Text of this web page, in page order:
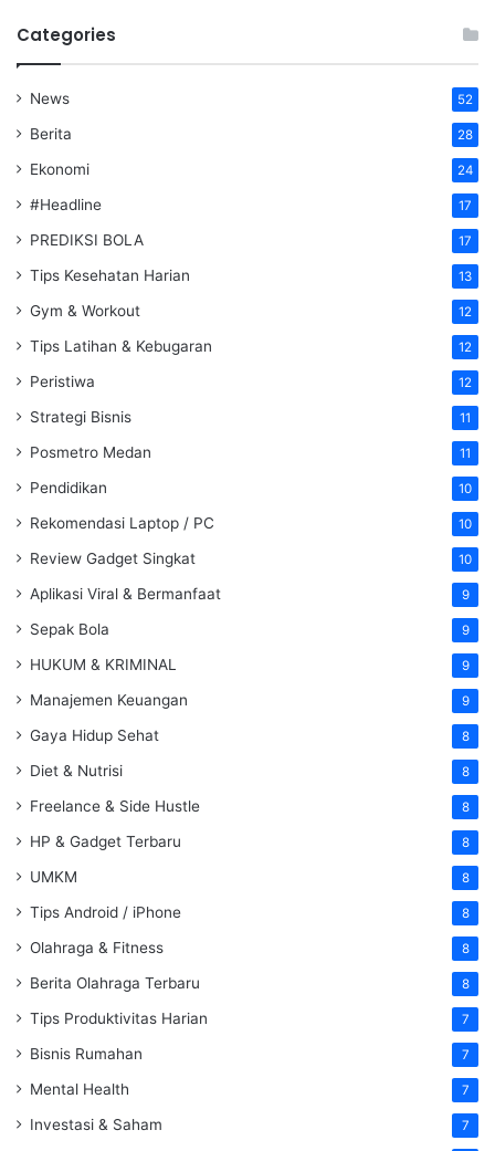
Categories
News 52
Berita 28
Ekonomi 24
#Headline 17
PREDIKSI BOLA 17
Tips Kesehatan Harian 13
Gym & Workout 12
Tips Latihan & Kebugaran 12
Peristiwa 12
Strategi Bisnis 11
Posmetro Medan 11
Pendidikan 10
Rekomendasi Laptop / PC 10
Review Gadget Singkat 10
Aplikasi Viral & Bermanfaat 9
Sepak Bola 9
HUKUM & KRIMINAL 9
Manajemen Keuangan 9
Gaya Hidup Sehat 8
Diet & Nutrisi 8
Freelance & Side Hustle 8
HP & Gadget Terbaru 8
UMKM 8
Tips Android / iPhone 8
Olahraga & Fitness 8
Berita Olahraga Terbaru 8
Tips Produktivitas Harian 7
Bisnis Rumahan 7
Mental Health 7
Investasi & Saham 7